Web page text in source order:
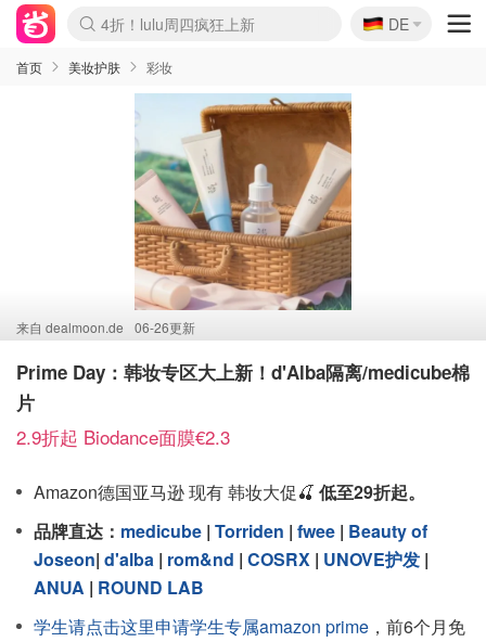
Boticinal 夏促开抢！
4折！lulu周四疯狂上新
还没结束！&OtherStories大促
Joybuy变相75折 随时失效
速领！Stanley独家85折
疑似霸哥！Camper额外叠85折
Zalando 奥莱闪促！每日更新
Moncler反季囤！5折起+叠9折
Coach Brooklyn仅€192
🇩🇪
DE
首页 美妆护肤 彩妆
来自 dealmoon.de 06-26更新
Prime Day：韩妆专区大上新！d'Alba隔离/medicube棉
片
2.9折起 Biodance面膜€2.3
Amazon德国亚马逊 现有 韩妆大促🍒 低至29折起。
品牌直达： medicube | Torriden | fwee | Beauty of
Joseon| d'alba | rom&nd | COSRX | UNOVE护发 |
ANUA | ROUND LAB
学生请点击这里申请学生专属amazon prime ，前6个月免